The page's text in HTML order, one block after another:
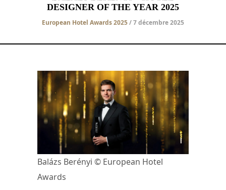
DESIGNER OF THE YEAR 2025
European Hotel Awards 2025/ 7 décembre 2025
Balázs Berényi © European Hotel
Awards